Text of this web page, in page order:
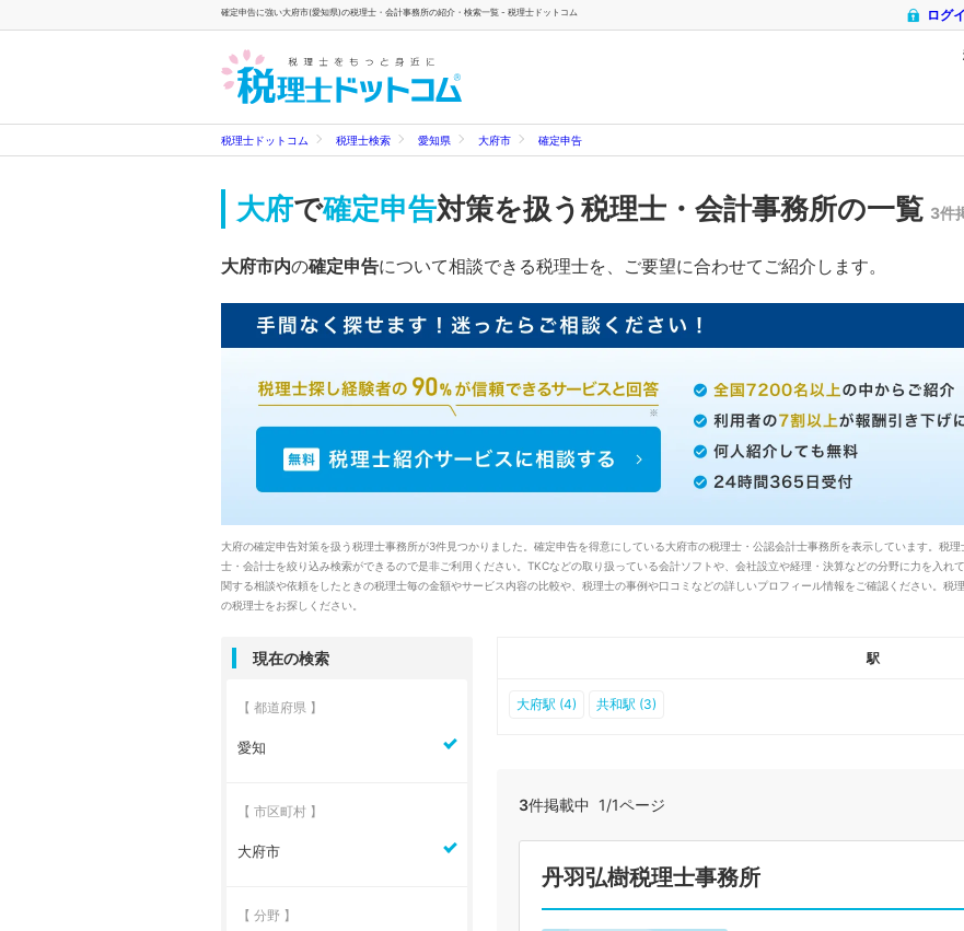
確定申告に強い大府市(愛知県)の税理士・会計事務所の紹介・検索一覧 - 税理士ドットコム ログ
税理士ドットコム 税理士検索 愛知県 大府市 確定申告
大府で確定申告対策を扱う税理士・会計事務所の一覧 3件
大府市内の確定申告について相談できる税理士を、ご要望に合わせてご紹介します。
大府の確定申告対策を扱う税理士事務所が3件見つかりました。確定申告を得意にしている大府市の税理士・公認会計士事務所を表示しています。税
士・会計士を絞り込み検索ができるので是非ご利用ください。TKCなどの取り扱っている会計ソフトや、会社設立や経理・決算などの分野に力を入れ
関する相談や依頼をしたときの税理士毎の金額やサービス内容の比較や、税理士の事例や口コミなどの詳しいプロフィール情報をご確認ください。税
の税理士をお探しください。
駅
大府駅 (4) 共和駅 (3)
3件掲載中 1/1ページ
丹羽弘樹税理士事務所
現在の検索
【 都道府県 】
愛知
【 市区町村 】
大府市
【 分野 】